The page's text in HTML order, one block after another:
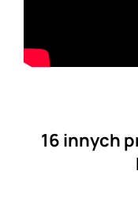
16 innych